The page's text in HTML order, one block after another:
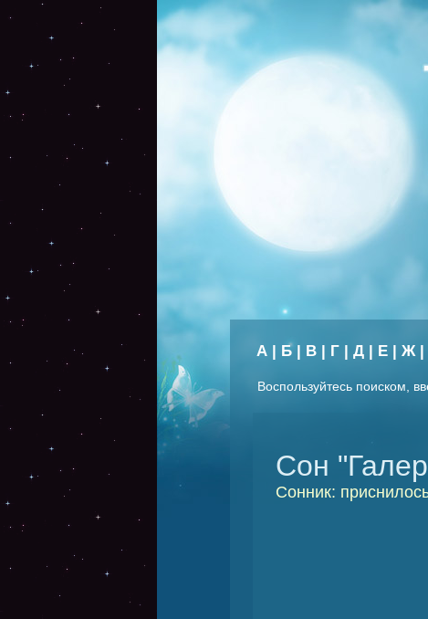
А | Б| В | Г | Д | Е | Ж|
Воспользуйтесь поиском,
Сон
Сонник: